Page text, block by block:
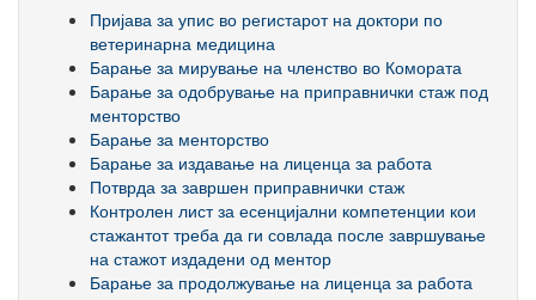
Пријава за упис во регистарот на доктори по
ветеринарна медицина
Барање за мирување на членство во Комората
Барање за одобрување на приправнички стаж под
менторство
Барање за менторство
Барање за издавање на лиценца за работа
Потврда за завршен приправнички стаж
Контролен лист за есенцијални компетенции кои
стажантот треба да ги совлада после завршување
на стажот издадени од ментор
Барање за продолжување на лиценца за работа